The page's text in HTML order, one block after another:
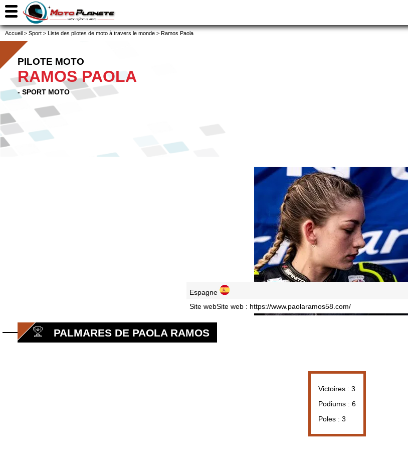
Accueil > Sport > Liste des pilotes de moto à travers le monde > Ramos Paola
PILOTE MOTO
RAMOS PAOLA
- SPORT MOTO
Espagne
Site webSite web : https://www.paolaramos58.com/
PALMARES DE PAOLA RAMOS
Victoires : 3
Podiums : 6
Poles : 3